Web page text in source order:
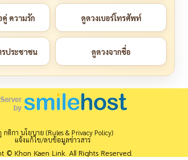
คู่ ความรัก ดูดวงเบอร์โทรศัพท์
รประชาชน ดูดวงจากชื่อ
กติกา นโยบาย (Rules & Privacy Policy)
แจ้งแก้ไข/ลบข้อมูลข่าวสาร
© Khon Kaen Link. All Rights Reserved.